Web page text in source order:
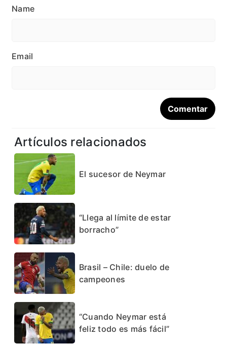
Name
Email
Artículos relacionados
El sucesor de Neymar
“Llega al límite de estar
borracho”
Brasil – Chile: duelo de
campeones
“Cuando Neymar está
feliz todo es más fácil”